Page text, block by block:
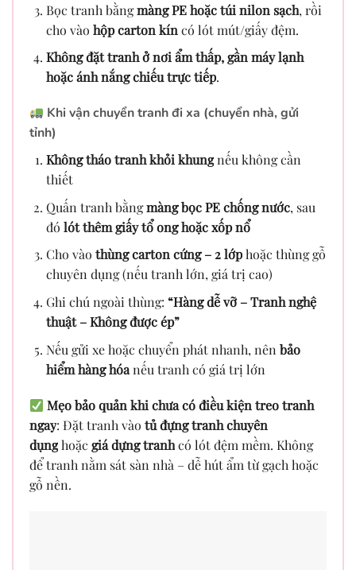
Bọc tranh bằngmàng PE hoặc túi nilon sạch, rồi
cho vào hộp carton kín có lót mút/giấy đệm.
Không đặt tranh ở nơi ẩm thấp, gần máy lạnh
hoặc ánh nắng chiếu trực tiếp.
Khi vận chuyển tranh đi xa (chuyển nhà, gửi
tỉnh)
Không tháo tranh khỏi khungnếu không cần
thiết
Quấn tranh bằngmàng bọc PE chống nước, sau
đó lót thêm giấy tổ ong hoặc xốp nổ
Cho vào thùng carton cứng – 2 lớphoặc thùng gỗ
chuyên dụng (nếu tranh lớn, giá trị cao)
Ghi chú ngoài thùng: “Hàng dễ vỡ – Tranh nghệ
thuật – Không được ép”
Nếu gửi xe hoặc chuyển phát nhanh, nên bảo
hiểm hàng hóanếu tranh có giá trị lớn
Mẹo bảo quản khi chưa có điều kiện treo tranh
ngay: Đặt tranh vào tủ đựng tranh chuyên
dụnghoặc giá dựng tranhcó lót đệm mềm. Không
để tranh nằm sát sàn nhà – dễ hút ẩm từ gạch hoặc
gỗ nền.